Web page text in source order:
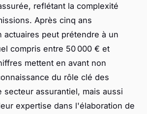
reflétant la complexité
Après cinq ans
actuaires peut prétendre à un
compris entre 50 000 € et
mettent en avant non
du rôle clé des
secteur assurantiel, mais aussi
expertise dans l'élaboration de